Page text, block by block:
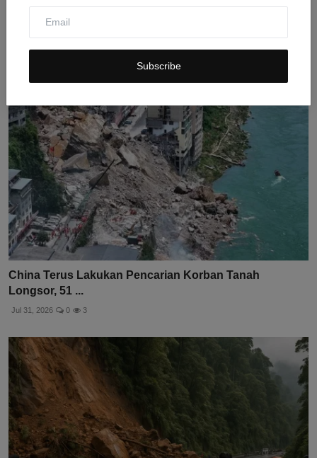
Subscribe
China Terus Lakukan Pencarian Korban Tanah
Longsor, 51 ...
Jul 31, 2026 0 3